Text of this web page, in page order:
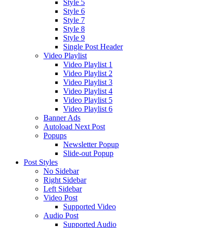
Style 5
Style 6
Style 7
Style 8
Style 9
Single Post Header
Video Playlist
Video Playlist 1
Video Playlist 2
Video Playlist 3
Video Playlist 4
Video Playlist 5
Video Playlist 6
Banner Ads
Autoload Next Post
Popups
Newsletter Popup
Slide-out Popup
Post Styles
No Sidebar
Right Sidebar
Left Sidebar
Video Post
Supported Video
Audio Post
Supported Audio